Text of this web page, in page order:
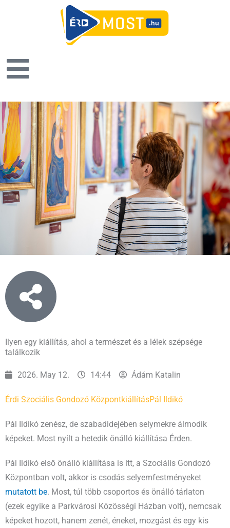
Ilyen egy kiállítás, ahol a természet és a lélek szépsége
találkozik
2026. May 12. 14:44 Ádám Katalin
Érdi Szociális Gondozó KözpontkiállításPál Ildikó
Pál Ildikó zenész, de szabadidejében selymekre álmodik
képeket. Most nyílt a hetedik önálló kiállítása Érden.
Pál Ildikó első önálló kiállítása is itt, a Szociális Gondozó
Központban volt, akkor is csodás selyemfestményeket
mutatott be. Most, túl több csoportos és önálló tárlaton
(ezek egyike a Parkvárosi Közösségi Házban volt), nemcsak
képeket hozott, hanem zenét, éneket, mozgást és egy kis